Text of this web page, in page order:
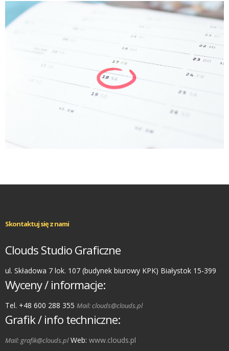
Skontaktuj się z nami
Clouds Studio Graficzne
ul. Składowa 7 lok. 107 (budynek biurowy KPK) Białystok 15-399
Wyceny / informacje:
Tel. +48 600 288 355 Mail: clouds@clouds.pl
Grafik / info techniczne:
Mail: grafik@clouds.plWeb: www.clouds.pl